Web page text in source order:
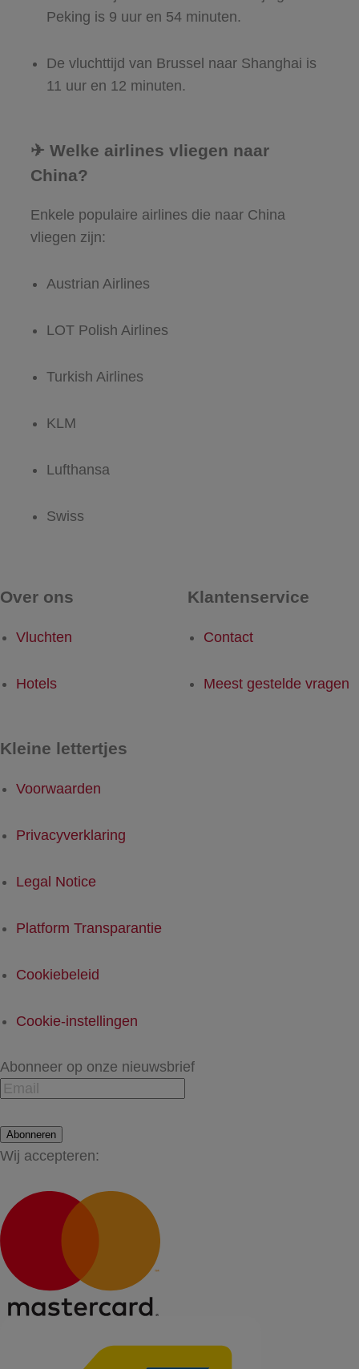
Peking is 9 uur en 54 minuten.
De vluchttijd van Brussel naar Shanghai is
11 uur en 12 minuten.
✈ Welke airlines vliegen naar
China?
Enkele populaire airlines die naar China
vliegen zijn:
Austrian Airlines
LOT Polish Airlines
Turkish Airlines
KLM
Lufthansa
Swiss
Over ons
Vluchten
Hotels
Klantenservice
Contact
Meest gestelde vragen
Kleine lettertjes
Voorwaarden
Privacyverklaring
Legal Notice
Platform Transparantie
Cookiebeleid
Cookie-instellingen
Abonneer op onze nieuwsbrief
Abonneren
Wij accepteren: